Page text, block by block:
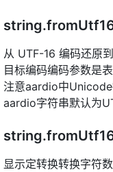
从 UTF-16 编码还原
目标编码编码参数是
注意aardio中
aardio字符串默认为
显示定转换转换字符数